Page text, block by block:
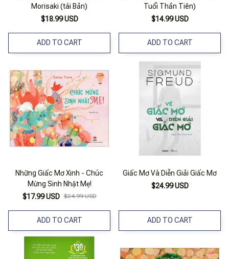
Morisaki (tái Bản)
$18.99 USD
ADD TO CART
Tuổi Thần Tiên)
$14.99 USD
ADD TO CART
Những Giấc Mơ Xinh - Chúc
Mừng Sinh Nhật Mẹ!
$17.99 USD $24.99 USD
ADD TO CART
Giấc Mơ Và Diễn Giải Giấc Mơ
$24.99 USD
ADD TO CART